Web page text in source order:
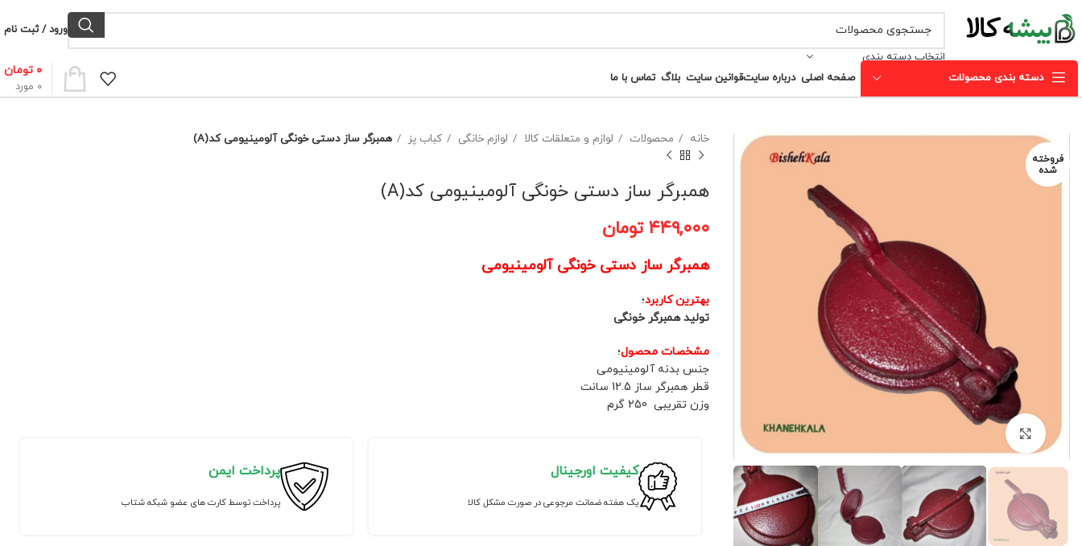
انتخاب دسته بندی
ورود / ثبت نام
دسته بندی محصولات صفحه اصلی درباره سایتقوانین سایت بلاگ تماس با ما
0 مورد
۰ تومان
فروخته
شده
خانه محصولات لوازم و متعلقات کالا لوازم خانگی کباب پز همبرگر ساز دستی خونگی آلومینیومی کد(A)
همبرگر ساز دستی خونگی آلومینیومی کد(A)
۴۴۹,۰۰۰ تومان
همبرگر ساز دستی خونگی آلومینیومی
بهترین کاربرد؛
تولید همبرگر خونگی
مشخصات محصول؛
جنس بدنه آلومینیومی
قطر همبرگر ساز 12.5 سانت
وزن تقریبی 250 گرم
کیفیت اورجینال
یک هفته ضمانت مرجوعی در صورت مشکل کالا
پرداخت ایمن
پرداخت توسط کارت های عضو شبکه شتاب